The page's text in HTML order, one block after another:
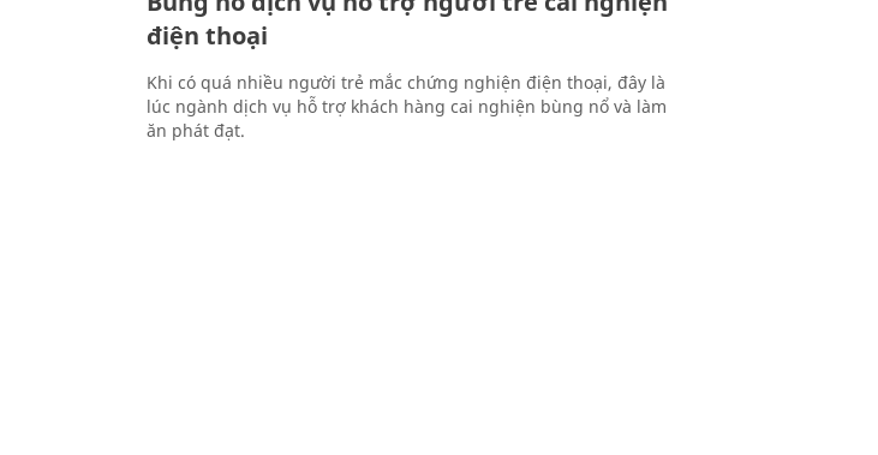
điện thoại
Khi có quá nhiều người trẻ mắc chứng nghiện điện thoại, đây là
lúc ngành dịch vụ hỗ trợ khách hàng cai nghiện bùng nổ và làm
ăn phát đạt.